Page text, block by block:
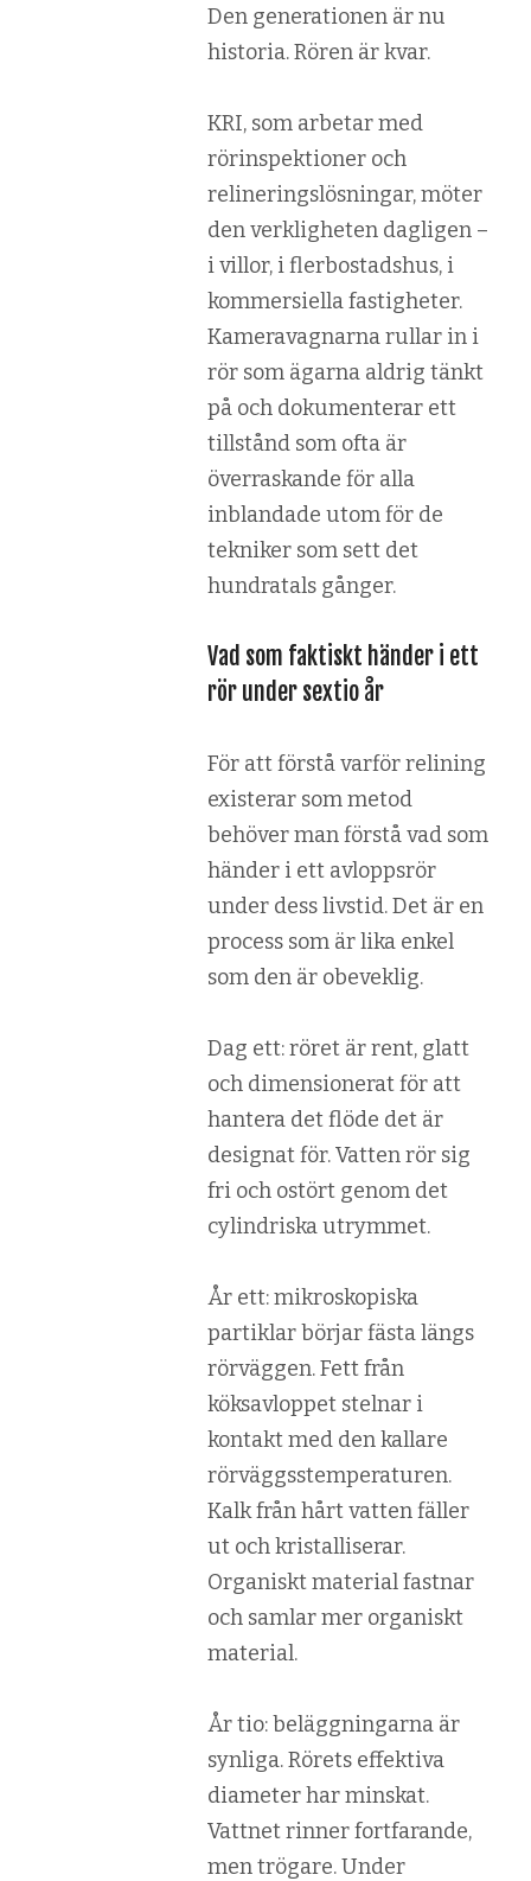
Den generationen är nu
historia. Rören är kvar.
KRI, som arbetar med
rörinspektioner och
relineringslösningar, möter
den verkligheten dagligen –
i villor, i flerbostadshus, i
kommersiella fastigheter.
Kameravagnarna rullar in i
rör som ägarna aldrig tänkt
på och dokumenterar ett
tillstånd som ofta är
överraskande för alla
inblandade utom för de
tekniker som sett det
hundratals gånger.
Vad som faktiskt händer i ett
rör under sextio år
För att förstå varför relining
existerar som metod
behöver man förstå vad som
händer i ett avloppsrör
under dess livstid. Det är en
process som är lika enkel
som den är obeveklig.
Dag ett: röret är rent, glatt
och dimensionerat för att
hantera det flöde det är
designat för. Vatten rör sig
fri och ostört genom det
cylindriska utrymmet.
År ett: mikroskopiska
partiklar börjar fästa längs
rörväggen. Fett från
köksavloppet stelnar i
kontakt med den kallare
rörväggsstemperaturen.
Kalk från hårt vatten fäller
ut och kristalliserar.
Organiskt material fastnar
och samlar mer organiskt
material.
År tio: beläggningarna är
synliga. Rörets effektiva
diameter har minskat.
Vattnet rinner fortfarande,
men trögare. Under